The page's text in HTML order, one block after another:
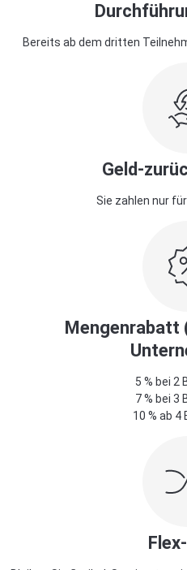
Bereits ab dem dritten
Geld-
Sie zahlen nur
Mengenrabatt
5 % bei 2
7 % bei 3
10 % ab 4